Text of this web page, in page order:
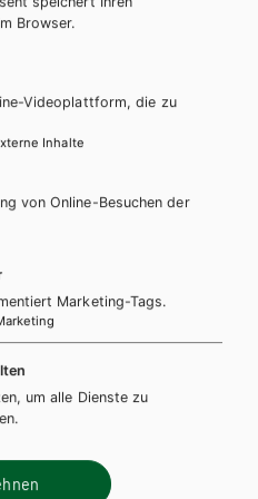
E-Book Solo
Browser.
Videoplattform, die zu
Inhalte
von Online-Besuchen der
Marketing-Tags.
um alle Dienste zu